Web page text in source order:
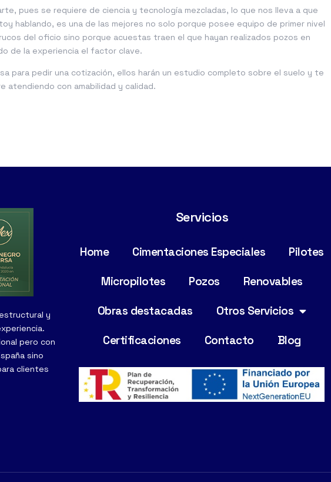
pues se requiere de ciencia y tecnología mezcladas, lo que nos lleva a que
hablando, es una de las mejores no solo porque posee equipo de primer nivel
del oficio sino porque acuestas traen el que hayan realizados pozos en
de la experiencia el factor clave.
para pedir una cotización, ellos harán un estudio completo sobre el suelo y te
atendiendo con amabilidad y calidad.
y
pero con
sino
clientes
Servicios
Home Cimentaciones Especiales
Pilotes
Micropilotes
Pozos
Renovables
Obras destacadas
Otros Servicios
Certificaciones
Contacto Blog